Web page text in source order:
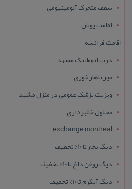
سقف متحرک آلومینیومی
اقامت یونان
اقامت فرانسه
درب اتوماتیک مشهد
میز ناهار خوری
ویزیت پزشک عمومی در منزل مشهد
محلول خالبرداری
exchange montreal
دیگ بخار تا 10% تخفیف
دیگ روغن داغ تا 10% تخفیف
دیگ آبگرم تا 10% تخفیف